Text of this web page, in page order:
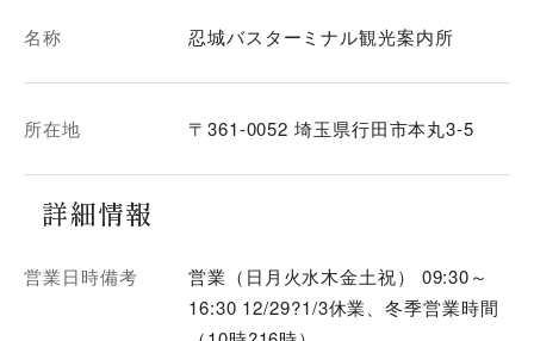
名称 忍城バスターミナル観光案内所
所在地 〒361-0052 埼玉県行田市本丸3-5
詳細情報
営業日時備考
営業（日月火水木金土祝） 09:30～
16:30 12/29?1/3休業、冬季営業時間